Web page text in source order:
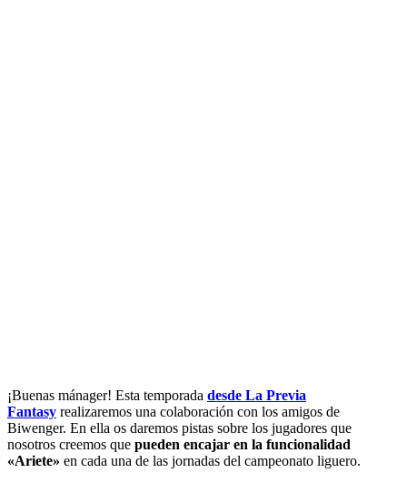
¡Buenas mánager! Esta temporada desde La Previa
Fantasy realizaremos una colaboración con los amigos de
Biwenger. En ella os daremos pistas sobre los jugadores que
nosotros creemos que pueden encajar en la funcionalidad
«Ariete» en cada una de las jornadas del campeonato liguero.